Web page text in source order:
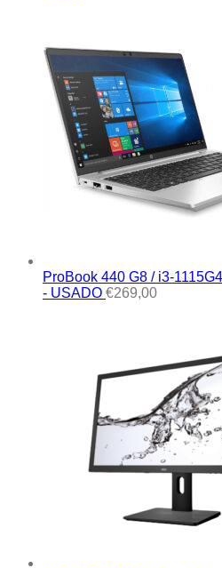
ProBook 440 G8 / i3-
- USADO €269,00